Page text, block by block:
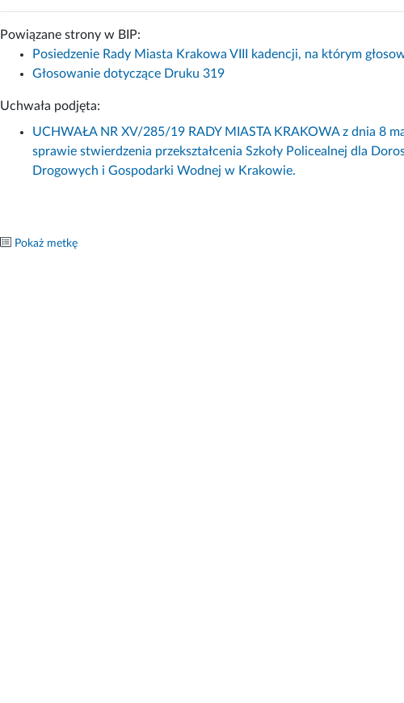
Powiązane strony w BIP:
Posiedzenie Rady Miasta Krakowa VIII kadencji, na którym
Głosowanie dotyczące Druku 319
Uchwała podjęta:
UCHWAŁA NR XV/285/19 RADY MIASTA KRAKOWA z dnia 8
sprawie stwierdzenia przekształcenia Szkoły Policealnej dla
Drogowych i Gospodarki Wodnej w Krakowie.
Pokaż metkę